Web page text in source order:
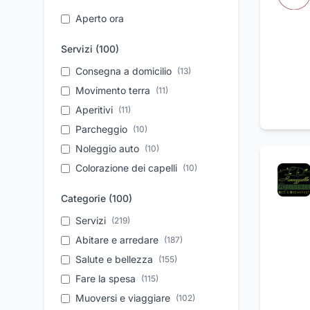
Aperto ora
Servizi (100)
Consegna a domicilio (13)
Movimento terra (11)
Aperitivi (11)
Parcheggio (10)
Noleggio auto (10)
Colorazione dei capelli (10)
Riparazione auto
Noleggio con conducente
Lavori edili ( 9)
Pronto intervento (9)
Dermocosmesi (9)
Trasferimento salme 8)
Categorie (100)
Servizi (219)
Abitare e arredare (187)
Salute e bellezza (155)
Fare la spesa (115)
Muoversi e viaggiare (102)